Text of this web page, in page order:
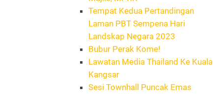
Tempat Kedua Pertandingan
Laman PBT Sempena Hari
Landskap Negara 2023
Bubur Perak Kome!
Lawatan Media Thailand Ke Kuala
Kangsar
Sesi Townhall Puncak Emas